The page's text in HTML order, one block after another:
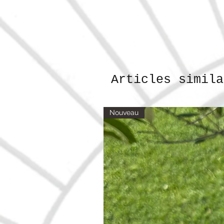
Articles
Nouveau